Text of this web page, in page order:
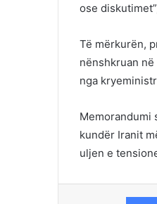
ose
Të mërkurën,
nënshkruan
nga
Memorandumi
kundër Iranit
uljen e